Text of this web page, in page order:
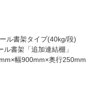
ル書架タイプ(40kg/段)
書架「追加連結棚」
幅900mm×奥行250mm